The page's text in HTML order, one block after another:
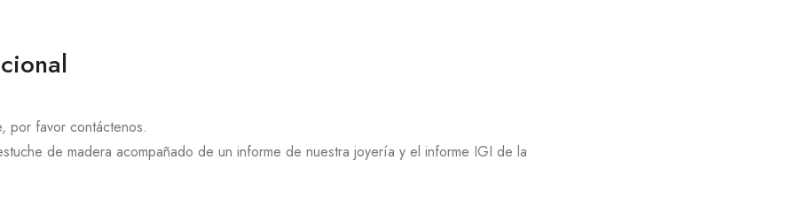
por favor contáctenos.
de madera acompañado de un informe de nuestra joyería y el informe IGI de la